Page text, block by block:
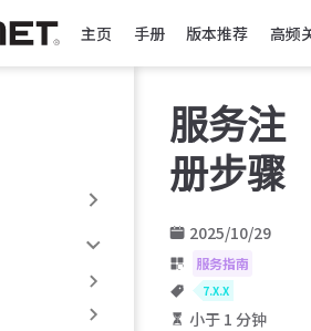
主页 手册 版本推荐 高频
服务注
册步骤
2025/10/29
服务指南
7.X.X
小于 1 分钟